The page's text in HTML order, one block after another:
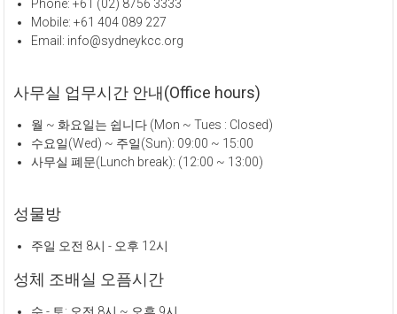
Phone: +61 (02) 8756 3333
Mobile: +61 404 089 227
Email: info@sydneykcc.org
사무실 업무시간 안내(Office hours)
월 ~ 화요일는 쉽니다 (Mon ~ Tues : Closed)
수요일(Wed) ~ 주일(Sun): 09:00 ~ 15:00
사무실 폐문(Lunch break): (12:00 ~ 13:00)
성물방
주일 오전 8시 - 오후 12시
성체 조배실 오픔시간
수 - 토: 오전 8시 ~ 오후 9시